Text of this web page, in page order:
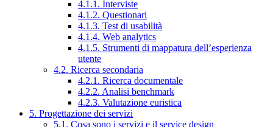
4.1.1. Interviste
4.1.2. Questionari
4.1.3. Test di usabilità
4.1.4. Web analytics
4.1.5. Strumenti di mappatura dell’esperienza
utente
4.2. Ricerca secondaria
4.2.1. Ricerca documentale
4.2.2. Analisi benchmark
4.2.3. Valutazione euristica
5. Progettazione dei servizi
5.1. Cosa sono i servizi e il service design